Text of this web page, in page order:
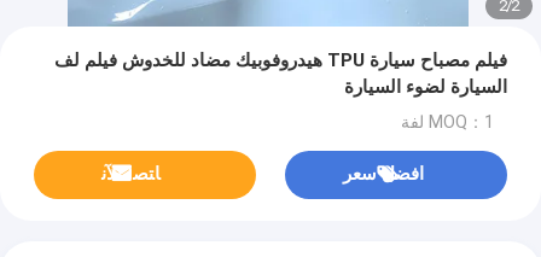
2
/
2
فيلم مصباح سيارة TPU هيدروفوبيك مضاد للخدوش فيلم لف
السيارة لضوء السيارة
MOQ：1 لفة
افضل سعر ﺎﺘﺼﻟ ﺍﻶﻧ